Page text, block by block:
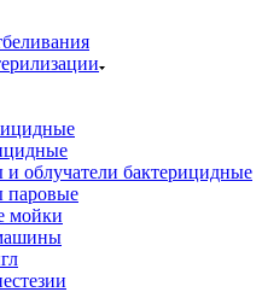
и облучатели бактерицидные
паровые
мойки